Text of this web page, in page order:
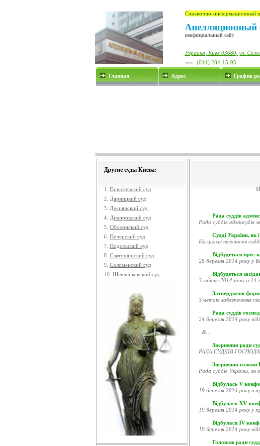
Справочно-информационный
Апелляционный
неофициальный сайт
Украина, Киев 03680, ул.
тел.: (044) 284-15-95
Главная Адрес График
Другие суды Киева:
1. Голосеевский суд
2.
Дарницкий суд
3.
Деснянский суд
4. Днепровский суд
5. Оболонский суд
6. Печерский суд
7. Подольский суд
8. Святошинский суд
9. Соломенский суд
10. Шевченковский суд
Рада суддів
Рада суддів адмінсудів
Судді України, як
На цьому наголосив
Відбудеться
28 березня 2014 року у
Відбудеться
3 квітня 2014 року о 14
Затверджено
З метою забезпечення
Рада суддів
24 березня 2014 року
&...
Звернення ради
РАДА СУДДІВ
Звернення голови
Рада суддів України, як
Відбулась V
19 березня 2014 року в
Відбулася XV
19 березня 2014 року у
Відбулася ІV
18 березня 2014 року
Головою ради